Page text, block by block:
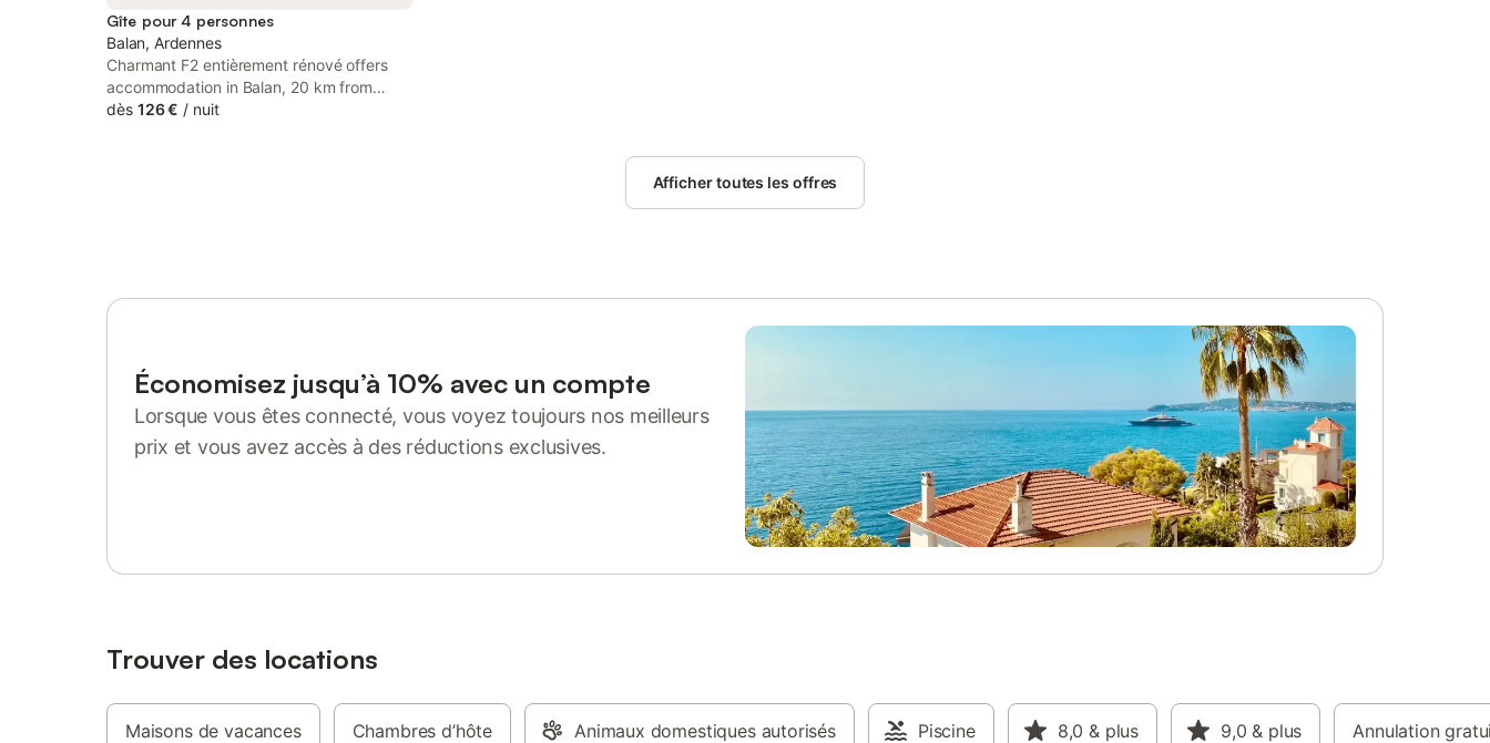
Gîte pour 4 personnes
Balan, Ardennes
Charmant F2 entièrement rénové offers
accommodation in Balan, 20 km from
Château fort de Bouillon and 27 km from
dès 126 € / nuit
Afficher toutes les offres
Économisez jusqu’à 10% avec un compte
Lorsque vous êtes connecté, vous voyez toujours nos meilleurs
prix et vous avez accès à des réductions exclusives.
Trouver des locations
Maisons de vacances Chambres d’hôte Animaux domestiques autorisés Piscine 8,0 & plus 9,0 & plus Annulation